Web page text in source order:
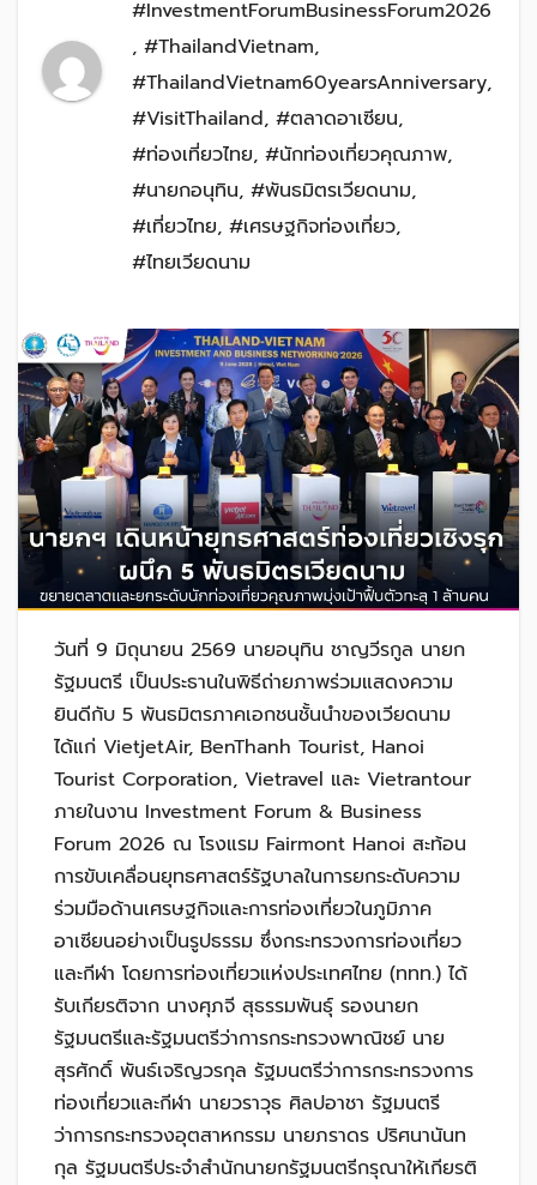
#InvestmentForumBusinessForum2026
, #ThailandVietnam,
#ThailandVietnam60yearsAnniversary,
#VisitThailand, #ตลาดอาเซียน,
#ท่องเที่ยวไทย, #นักท่องเที่ยวคุณภาพ,
#นายกอนุทิน, #พันธมิตรเวียดนาม,
#เที่ยวไทย, #เศรษฐกิจท่องเที่ยว,
#ไทยเวียดนาม
วันที่ 9 มิถุนายน 2569 นายอนุทิน ชาญวีรกูล นายก
รัฐมนตรี เป็นประธานในพิธีถ่ายภาพร่วมแสดงความ
ยินดีกับ 5 พันธมิตรภาคเอกชนชั้นนำของเวียดนาม
ได้แก่ VietjetAir, BenThanh Tourist, Hanoi
Tourist Corporation, Vietravel และ Vietrantour
ภายในงาน Investment Forum & Business
Forum 2026 ณ โรงแรม Fairmont Hanoi สะท้อน
การขับเคลื่อนยุทธศาสตร์รัฐบาลในการยกระดับความ
ร่วมมือด้านเศรษฐกิจและการท่องเที่ยวในภูมิภาค
อาเซียนอย่างเป็นรูปธรรม ซึ่งกระทรวงการท่องเที่ยว
และกีฬา โดยการท่องเที่ยวแห่งประเทศไทย (ททท.) ได้
รับเกียรติจาก นางศุภจี สุธรรมพันธุ์ รองนายก
รัฐมนตรีและรัฐมนตรีว่าการกระทรวงพาณิชย์ นาย
สุรศักดิ์ พันธ์เจริญวรกุล รัฐมนตรีว่าการกระทรวงการ
ท่องเที่ยวและกีฬา นายวราวุธ ศิลปอาชา รัฐมนตรี
ว่าการกระทรวงอุตสาหกรรม นายภราดร ปริศนานันท
กุล รัฐมนตรีประจำสำนักนายกรัฐมนตรีกรุณาให้เกียรติ